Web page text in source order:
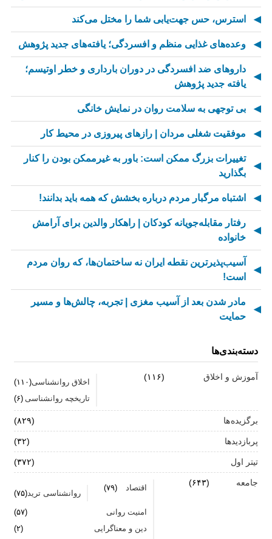
استرس، حس جهت‌یابی شما را مختل می‌کند
وعده‌های غذایی منظم و افسردگی؛ یافته‌های جدید پژوهش
داروهای ضد افسردگی در دوران بارداری و خطر اوتیسم؛
یافته جدید پژوهش
بی توجهی به سلامت روان در نمایش خانگی
موفقیت شغلی مردان | رازهای پیروزی در محیط کار
تغییرات بزرگ ممکن است: باور به غیرممکن بودن را کنار
بگذارید
اشتباه مرگبار مردم درباره بخشش که همه باید بدانند!
رفتار مقابله‌جویانه کودکان | راهکار والدین برای آرامش
خانواده
آسیب‌پذیرترین نقطه ایران نه ساختمان‌ها، که روان مردم
است!
مادر شدن بعد از آسیب مغزی | تجربه، چالش‌ها و مسیر
حمایت
رهبران خاکستری | وقتی خم کردن قوانین، قدرت می‌آورد
فناوری‌های نوین جایگزین تجربه انسانی در روان‌شناسی
نیستند
روان‌شناسی زرد | جاذبه‌ها، چالش‌ها و آسیب‌ها
دسته‌بندی‌ها
آموزش و اخلاق (۱۱۶)
اخلاق روانشناسی(۱۱۰)
تاریخچه روانشناسی (۶)
برگزیده ها (۸۲۹)
پربازدیدها (۳۲)
تیتر اول (۳۷۲)
جامعه (۶۴۳)
اقتصاد (۷۹)
روانشناسی ترید(۷۵)
امنیت روانی
(۵۷)
دین و معناگرایی
(۲)